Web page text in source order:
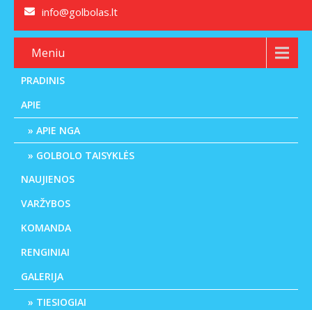
info@golbolas.lt
Meniu
PRADINIS
APIE
APIE NGA
GOLBOLO TAISYKLĖS
NAUJIENOS
VARŽYBOS
KOMANDA
RENGINIAI
GALERIJA
TIESIOGIAI